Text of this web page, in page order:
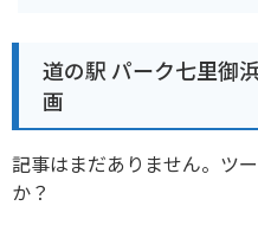
道の駅 パーク七里御
画
記事はまだありません。ツ
か？